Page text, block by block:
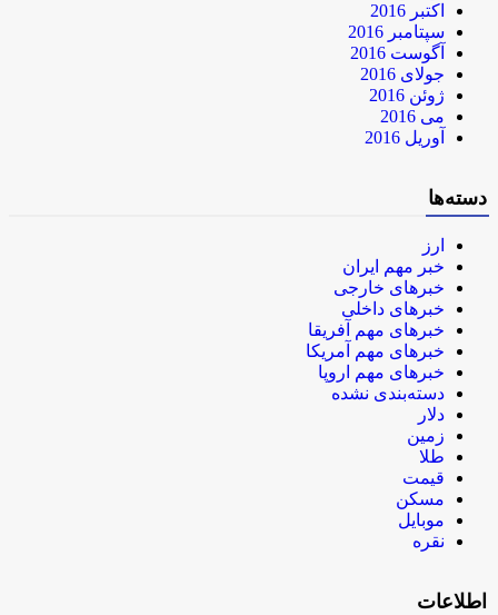
اکتبر 2016
سپتامبر 2016
آگوست 2016
جولای 2016
ژوئن 2016
می 2016
آوریل 2016
دسته‌ها
ارز
خبر مهم ایران
خبرهای خارجی
خبرهای داخلی
خبرهای مهم آفریقا
خبرهای مهم آمریکا
خبرهای مهم اروپا
دسته‌بندی نشده
دلار
زمین
طلا
قیمت
مسکن
موبایل
نقره
اطلاعات